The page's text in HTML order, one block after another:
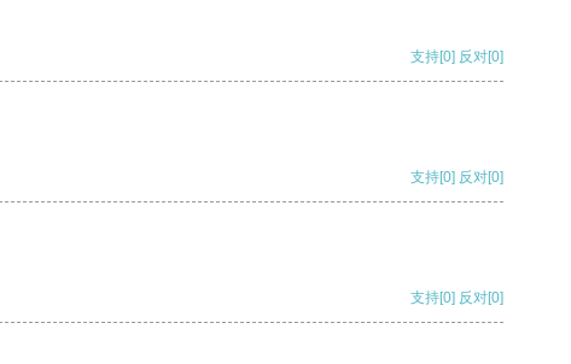
支持[0] 反对[0]
支持[0] 反对[0]
支持[0] 反对[0]